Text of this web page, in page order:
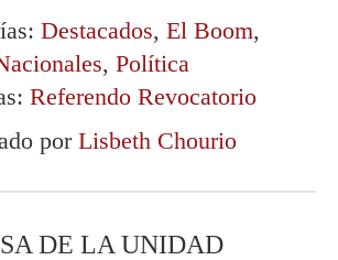
Destacados, El Boom,
, Política
Referendo Revocatorio
por Lisbeth Chourio
DE LA UNIDAD